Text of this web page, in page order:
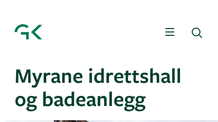
Meny
Myrane idrettshall
og badeanlegg